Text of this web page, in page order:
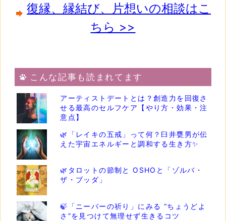
復縁、縁結び、片想いの相談はこ
ちら >>
こんな記事も読まれてます
アーティストデートとは？創造力を回復さ
せる最高のセルフケア【やり方・効果・注
意点】
🌿「レイキの五戒」って何？臼井甕男が伝
えた宇宙エネルギーと調和する生き方✨
🌿タロットの節制と OSHOと「ゾルバ・
ザ・ブッダ」
🍃「ニーバーの祈り」にみる “ちょうどよ
さ”を見つけて無理せず生きるコツ